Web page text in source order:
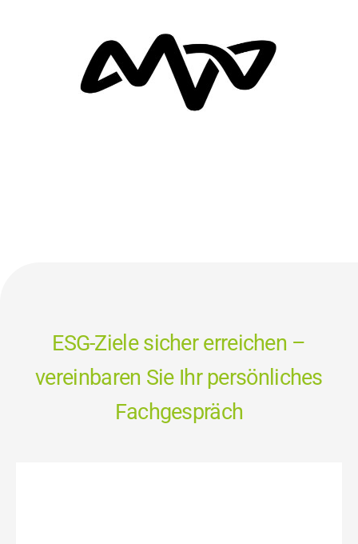
ESG-Ziele sicher erreichen –
vereinbaren Sie Ihr persönliches
Fachgespräch